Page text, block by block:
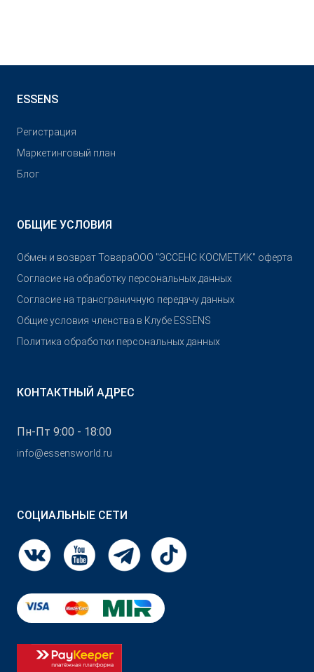
ESSENS
Pегистрация
Маркетинговый план
Блог
ОБЩИЕ УСЛОВИЯ
Обмен и возврат ТовараOOO "ЭССЕНС КОСМЕТИК" оферта
Согласие на обработку персональных данных
Согласие на трансграничную передачу данных
Общие условия членства в Клубе ESSENS
Политика обработки персональных данных
КОНТАКТНЫЙ АДРЕС
Пн-Пт 9:00 - 18:00
info@essensworld.ru
СОЦИАЛЬНЫЕ СЕТИ